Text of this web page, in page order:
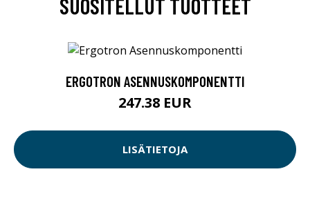
SUOSITELLUT TUOTTEET
ERGOTRON ASENNUSKOMPONENTTI
247.38 EUR
LISÄTIETOJA